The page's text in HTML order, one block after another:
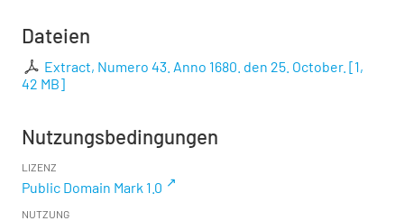
Dateien
Extract, Numero 43. Anno 1680. den 25. October. [1,
42 MB]
Nutzungsbedingungen
LIZENZ
Public Domain Mark 1.0
NUTZUNG